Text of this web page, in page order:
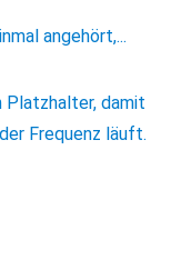
angehört,...
Platzhalter, damit
Frequenz läuft.